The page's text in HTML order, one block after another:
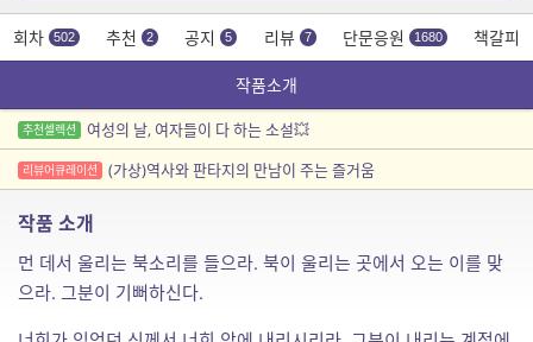
회차 502 추천 2 공지 5 리뷰 7 단문응원 1680 책갈피
작품소개
추천셀렉션 여성의 날, 여자들이 다 하는 소설💥
리뷰어큐레이션 (가상)역사와 판타지의 만남이 주는 즐거움
작품 소개
먼 데서 울리는 북소리를 들으라. 북이 울리는 곳에서 오는 이를 맞
으라. 그분이 기뻐하신다.